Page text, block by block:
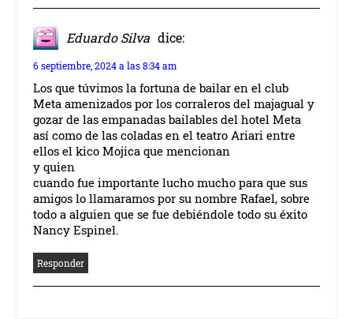
Eduardo Silva dice:
6 septiembre, 2024 a las 8:34 am
Los que túvimos la fortuna de bailar en el club
Meta amenizados por los corraleros del majagual y
gozar de las empanadas bailables del hotel Meta
así como de las coladas en el teatro Ariari entre
ellos el kico Mojica que mencionan
y quien
cuando fue importante lucho mucho para que sus
amigos lo llamaramos por su nombre Rafael, sobre
todo a alguien que se fue debiéndole todo su éxito
Nancy Espinel.
Responder